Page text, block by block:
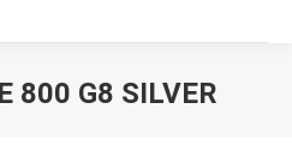
800 G8 SILVER